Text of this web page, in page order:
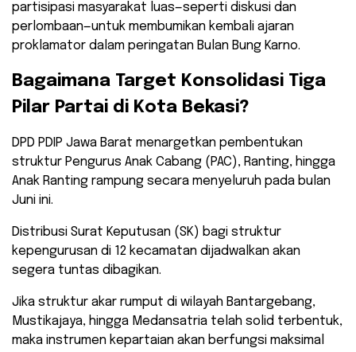
partisipasi masyarakat luas—seperti diskusi dan
perlombaan—untuk membumikan kembali ajaran
proklamator dalam peringatan Bulan Bung Karno.
​Bagaimana Target Konsolidasi Tiga
Pilar Partai di Kota Bekasi?
​DPD PDIP Jawa Barat menargetkan pembentukan
struktur Pengurus Anak Cabang (PAC), Ranting, hingga
Anak Ranting rampung secara menyeluruh pada bulan
Juni ini.
Distribusi Surat Keputusan (SK) bagi struktur
kepengurusan di 12 kecamatan dijadwalkan akan
segera tuntas dibagikan.
​Jika struktur akar rumput di wilayah Bantargebang,
Mustikajaya, hingga Medansatria telah solid terbentuk,
maka instrumen kepartaian akan berfungsi maksimal